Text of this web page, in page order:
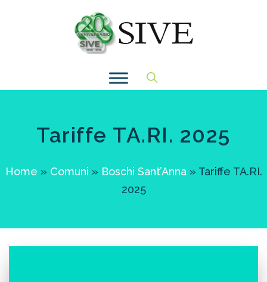
Tariffe TA.RI. 2025
Home » Comuni » Boschi Sant’Anna» Tariffe TA.RI.
2025